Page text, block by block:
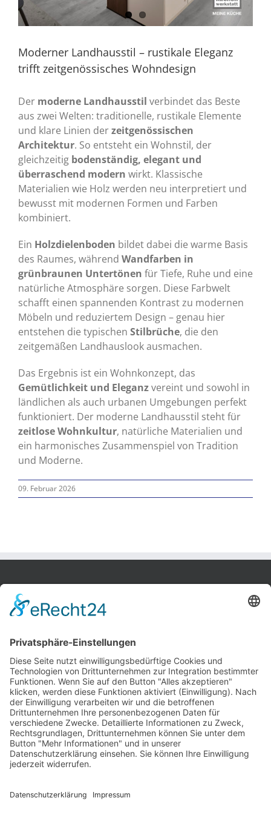
Moderner Landhausstil – rustikale Eleganz
trifft zeitgenössisches Wohndesign
Der moderne Landhausstil verbindet das Beste
aus zwei Welten: traditionelle, rustikale Elemente
und klare Linien derzeitgenössischen
Architektur. So entsteht ein Wohnstil, der
gleichzeitig bodenständig, elegant und
überraschend modern wirkt. Klassische
Materialien wie Holz werden neu interpretiert und
bewusst mit modernen Formen und Farben
kombiniert.
Ein Holzdielenboden bildet dabei die warme Basis
des Raumes, während Wandfarben in
grünbraunen Untertönen für Tiefe, Ruhe und eine
natürliche Atmosphäre sorgen. Diese Farbwelt
schafft einen spannenden Kontrast zu modernen
Möbeln und reduziertem Design – genau hier
entstehen die typischen Stilbrüche, die den
zeitgemäßen Landhauslook ausmachen.
Das Ergebnis ist ein Wohnkonzept, das
Gemütlichkeit und Eleganzvereint und sowohl in
ländlichen als auch urbanen Umgebungen perfekt
funktioniert. Der moderne Landhausstil steht für
zeitlose Wohnkultur, natürliche Materialien und
ein harmonisches Zusammenspiel von Tradition
und Moderne.
09. Februar 2026
Bobek Möbel-Innenausbau GmbH
27211 Bassum
Tel.: 0 42 41 / 97 93 48
Fax: 0 42 41 / 97 93 49
E-Mail:info@bobek-moebel.de
Kontakt
Datenschutz